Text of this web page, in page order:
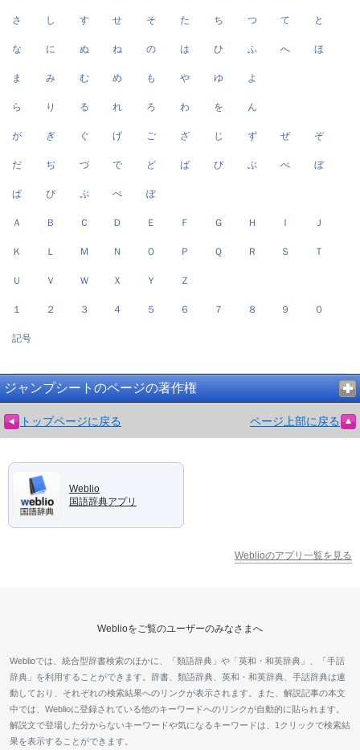
さ し す せ そ た ち つ て と
な に ぬ ね の は ひ ふ へ ほ
ま み む め も や ゆ よ
ら り る れ ろ わ を ん
が ぎ ぐ げ ご ざ じ ず ぜ ぞ
だ ぢ づ で ど ば び ぶ べ ぼ
ぱ ぴ ぷ ぺ ぽ
Ａ Ｂ Ｃ Ｄ Ｅ Ｆ Ｇ Ｈ Ｉ Ｊ
Ｋ Ｌ Ｍ Ｎ Ｏ Ｐ Ｑ Ｒ Ｓ Ｔ
Ｕ Ｖ Ｗ Ｘ Ｙ Ｚ
１ ２ ３ ４ ５ ６ ７ ８ ９ ０
記号
ジャンプシートのページの著作権
トップページに戻る ページ上部に戻る
Weblio
国語辞典アプリ
Weblioのアプリ一覧を見る
Weblioをご覧のユーザーのみなさまへ
Weblioでは、統合型辞書検索のほかに、「類語辞典」や「英和・和英辞典」、「手話
辞典」を利用することができます。辞書、類語辞典、英和・和英辞典、手話辞典は連
動しており、それぞれの検索結果へのリンクが表示されます。また、解説記事の本文
中では、Weblioに登録されている他のキーワードへのリンクが自動的に貼られます。
解説文で登場した分からないキーワードや気になるキーワードは、1クリックで検索結
果を表示することができます。